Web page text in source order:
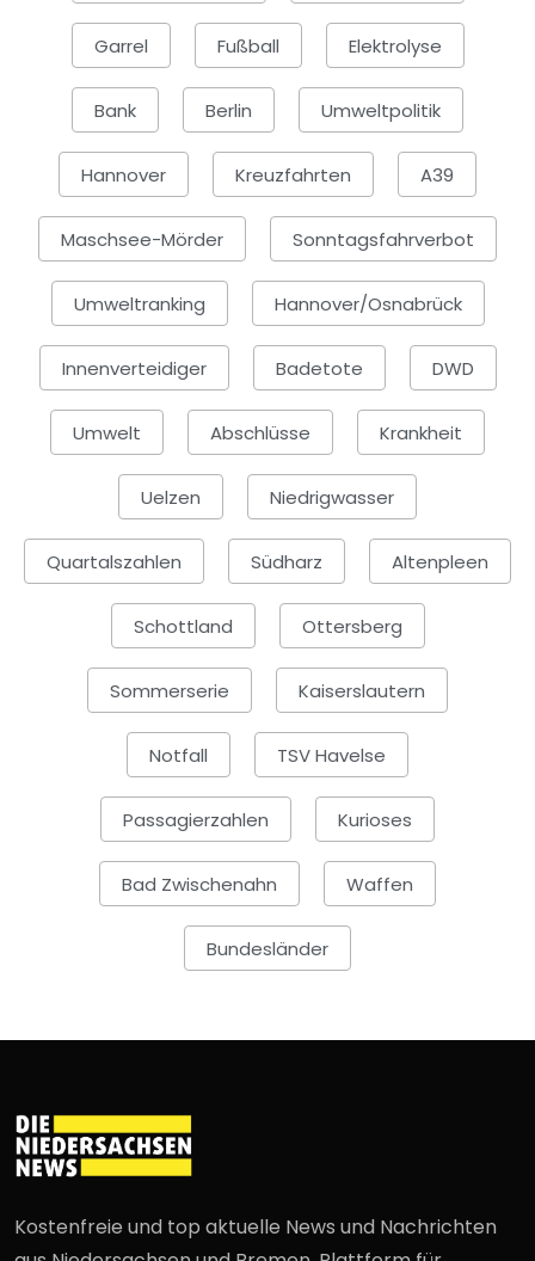
Garrel Fußball Elektrolyse
Bank Berlin Umweltpolitik
Hannover Kreuzfahrten A39
Maschsee-Mörder Sonntagsfahrverbot
Umweltranking Hannover/Osnabrück
Innenverteidiger Badetote DWD
Umwelt Abschlüsse Krankheit
Uelzen Niedrigwasser
Quartalszahlen Südharz Altenpleen
Schottland Ottersberg
Sommerserie Kaiserslautern
Notfall TSV Havelse
Passagierzahlen Kurioses
Bad Zwischenahn Waffen
Bundesländer
Kostenfreie und top aktuelle News und Nachrichten